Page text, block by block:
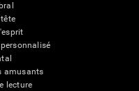
amusants
lecture